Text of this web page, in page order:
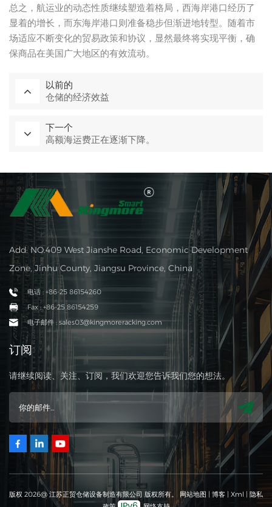
总之，航运业的动态性质继续塑造着格局，西海岸港口经历了
显着的增长，而东海岸港口则准备稳步但渐进地转型。随着市
场适应不断变化的贸易政策和协议，显然最终将实现平衡，确
保商品在美国广大地区的有效流动。
以前的
仓储的经济效益
下一个
高额海运费正在逐渐下降。
Add: NO.409 West Jianshe Road, Economic Development
Zone, Jinhu County, Jiangsu Province, China
电话 : +86-25 86154260
Fax : +86-25 86154259
电子邮件 : sales03@kingmoreracking.com
订阅
请继续阅读、关注、订阅，我们欢迎您告诉我们您的想法。
版权 2026@ 江苏正贸仓储设备制造有限公司 版权所有。 网站地图 | 博客 | Xml | 隐私